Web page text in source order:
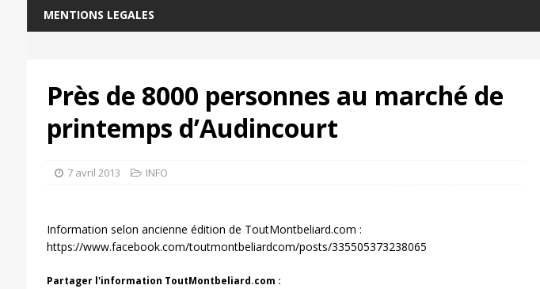
MENTIONS LEGALES
Près de 8000 personnes au marché de
printemps d’Audincourt
7 avril 2013 INFO
Information selon ancienne édition de ToutMontbeliard.com :
https://www.facebook.com/toutmontbeliardcom/posts/335505373238065
Partager l'information ToutMontbeliard.com :